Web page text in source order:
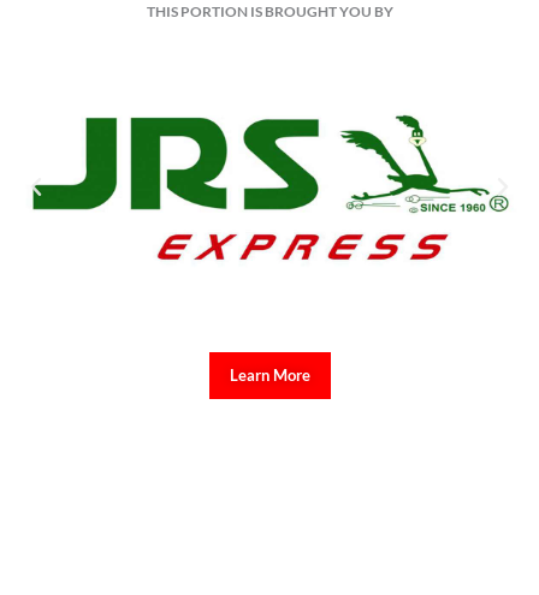
THIS PORTION IS BROUGHT YOU BY
Learn More